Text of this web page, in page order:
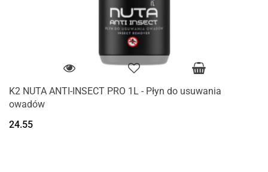
K2 NUTA ANTI-INSECT PRO 1L - Płyn do usuwania
owadów
24.55